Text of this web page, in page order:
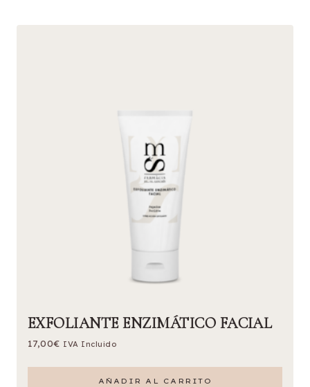
EXFOLIANTE ENZIMÁTICO FACIAL
17,00€ IVA Incluido
AÑADIR AL CARRITO